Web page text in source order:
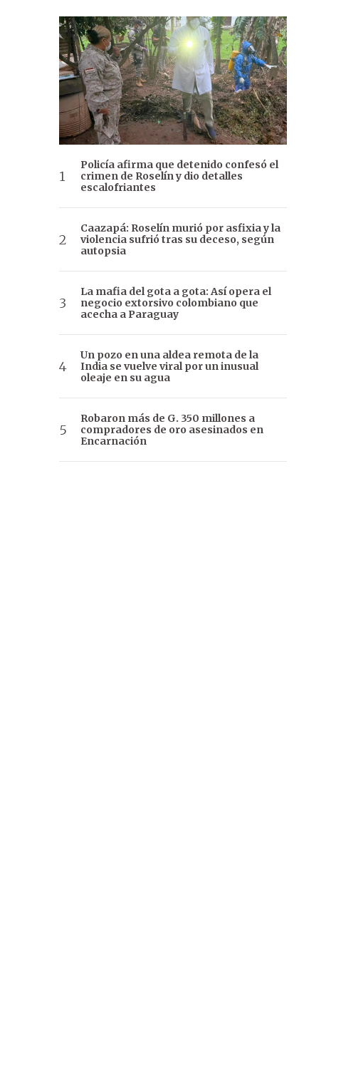
Policía afirma que detenido confesó el
crimen de Roselín y dio detalles
escalofriantes
Caazapá: Roselín murió por asfixia y la
violencia sufrió tras su deceso, según
autopsia
La mafia del gota a gota: Así opera el
negocio extorsivo colombiano que
acecha a Paraguay
Un pozo en una aldea remota de la
India se vuelve viral por un inusual
oleaje en su agua
Robaron más de G. 350 millones a
compradores de oro asesinados en
Encarnación